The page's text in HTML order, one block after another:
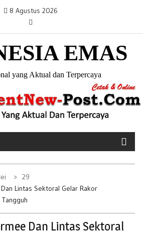
8 Agustus 2026
EMAS
yang Aktual dan Terpercaya
29
Lintas Sektoral Gelar Rakor
Dan Lintas Sektoral